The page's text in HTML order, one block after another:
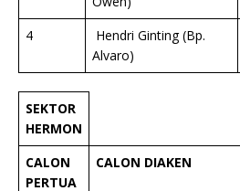
4
Hendri Ginting (Bp.
Alvaro)
SEKTOR
HERMON
CALON
PERTUA
CALON DIAKEN